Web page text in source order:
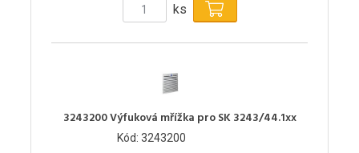
ks
3243200 Výfuková mřížka pro SK 3243/44.1xx
Kód: 3243200